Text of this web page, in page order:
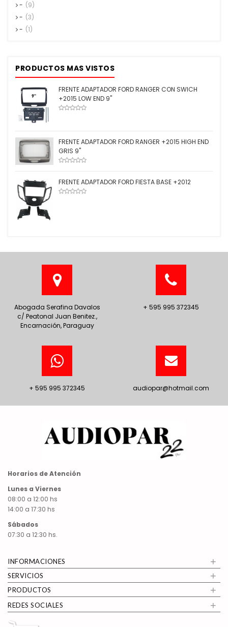
- (9)
- (3)
- (1)
PRODUCTOS MAS VISTOS
FRENTE ADAPTADOR FORD RANGER CON SWICH
+2015 LOW END 9''
FRENTE ADAPTADOR FORD RANGER +2015 HIGH END
GRIS 9''
FRENTE ADAPTADOR FORD FIESTA BASE +2012
Abogada Serafina Davalos
c/ Peatonal Juan Benitez.,
Encarnación, Paraguay
+ 595 995 372345
+ 595 995 372345 audiopar@hotmail.com
Horarios de Atención
Lunes a Viernes
08:00 a 12:00 hs
14:00 a 17:30 hs
Sábados
07:30 a 12:30 hs.
INFORMACIONES +
SERVICIOS +
PRODUCTOS +
REDES SOCIALES +